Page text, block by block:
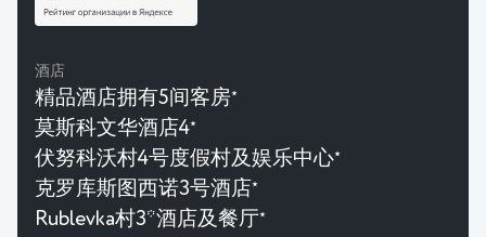
酒店
精品酒店拥有5间客房★
莫斯科文华酒店4★
伏努科沃村4号度假村及娱乐中心★
克罗库斯图西诺3号酒店 ★
Rublevka村3*酒店及餐厅★